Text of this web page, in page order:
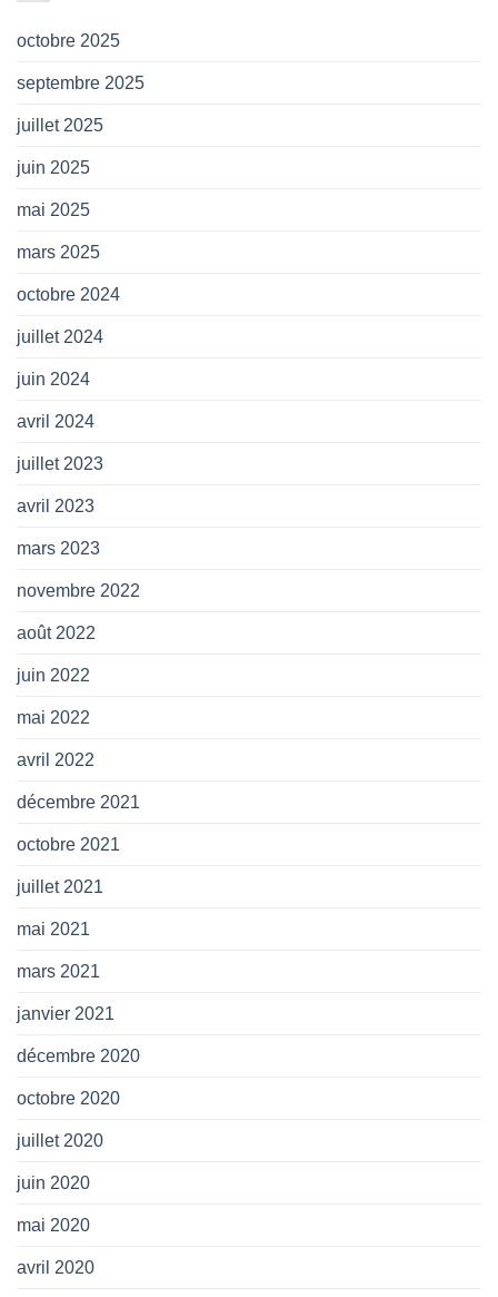
octobre 2025
septembre 2025
juillet 2025
juin 2025
mai 2025
mars 2025
octobre 2024
juillet 2024
juin 2024
avril 2024
juillet 2023
avril 2023
mars 2023
novembre 2022
août 2022
juin 2022
mai 2022
avril 2022
décembre 2021
octobre 2021
juillet 2021
mai 2021
mars 2021
janvier 2021
décembre 2020
octobre 2020
juillet 2020
juin 2020
mai 2020
avril 2020